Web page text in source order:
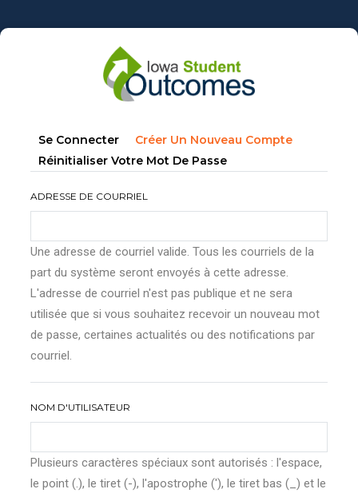
au
Onglets
principaux
Se Connecter Créer Un Nouveau Compte
Réinitialiser Votre Mot De Passe
ADRESSE DE COURRIEL
Une adresse de courriel valide. Tous les courriels de la
part du système seront envoyés à cette adresse.
L'adresse de courriel n'est pas publique et ne sera
utilisée que si vous souhaitez recevoir un nouveau mot
de passe, certaines actualités ou des notifications par
courriel.
NOM D'UTILISATEUR
Plusieurs caractères spéciaux sont autorisés : l'espace,
le point (.), le tiret (-), l'apostrophe ('), le tiret bas (_) et le